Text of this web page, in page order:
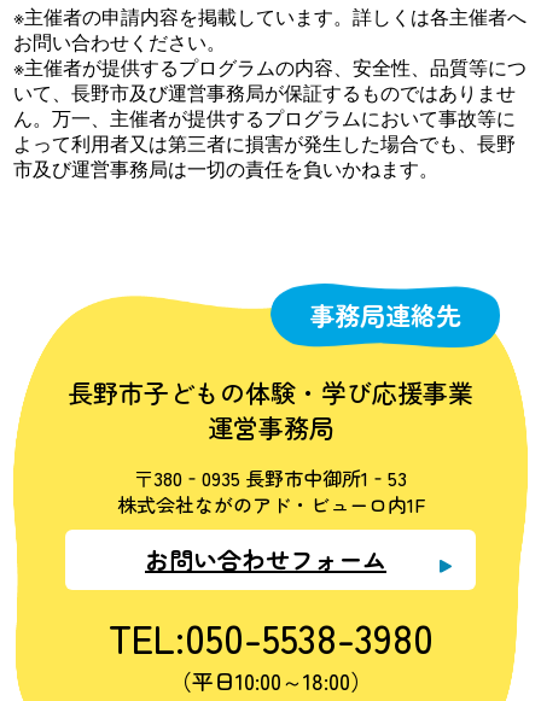
※主催者の申請内容を掲載しています。詳しくは各主催者へ
お問い合わせください。
※主催者が提供するプログラムの内容、安全性、品質等につ
いて、長野市及び運営事務局が保証するものではありませ
ん。万一、主催者が提供するプログラムにおいて事故等に
よって利用者又は第三者に損害が発生した場合でも、長野
市及び運営事務局は一切の責任を負いかねます。
事務局連絡先
長野市子どもの体験・学び応援事業
運営事務局
〒380‐0935 長野市中御所1‐53
株式会社ながのアド・ビューロ内1F
お問い合わせフォーム
TEL:050-5538-3980
（平日10:00～18:00）